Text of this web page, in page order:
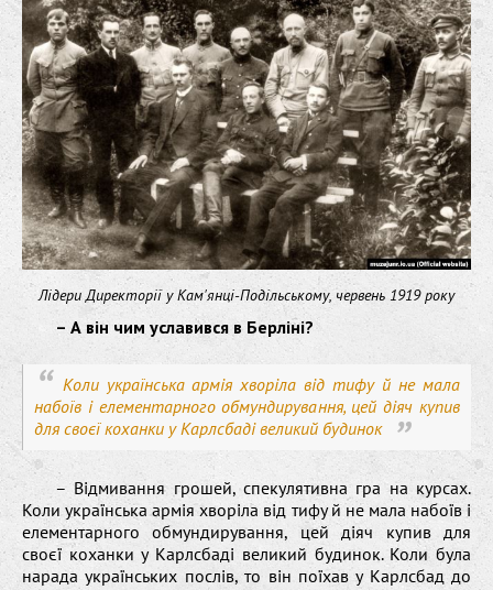
Лідери Директорії у Кам'янці-Подільському, червень 1919 року
– А він чим уславився в Берліні?
Коли українська армія хворіла від тифу й не мала
набоїв і елементарного обмундирування, цей діяч купив
для своєї коханки у Карлсбаді великий будинок
– Відмивання грошей, спекулятивна гра на курсах.
Коли українська армія хворіла від тифу й не мала набоїв і
елементарного обмундирування, цей діяч купив для
своєї коханки у Карлсбаді великий будинок. Коли була
нарада українських послів, то він поїхав у Карлсбад до